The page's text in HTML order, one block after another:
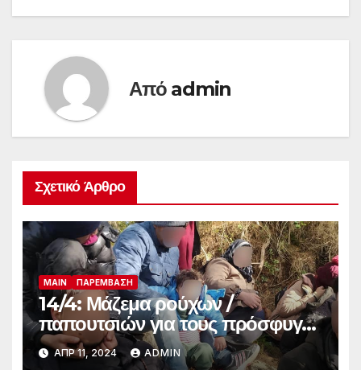
Από admin
Σχετικό Άρθρο
MAIN ΠΑΡΈΜΒΑΣΗ
14/4: Μάζεμα ρούχων /
παπουτσιών για τους πρόσφυγες
στο Πόρτο Ράφτη
ΑΠΡ 11, 2024 ADMIN